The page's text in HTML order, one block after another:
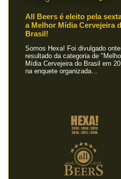
All Beers é eleito pela
a Melhor Mídia Cervejeira
Brasil!
Somos Hexa! Foi divulgado
resultado da categoria de
Mídia Cervejeira do Brasil em
na enquete organizada...